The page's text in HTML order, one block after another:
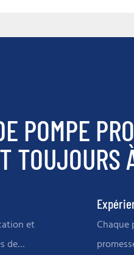
POMPE
TOUJOURS
et
de
Chaque